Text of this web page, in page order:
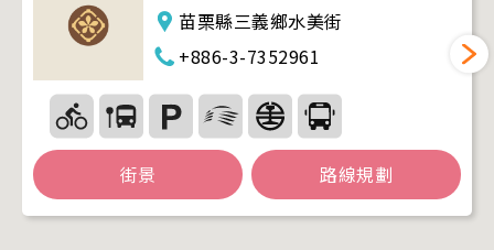
苗栗縣三義鄉水美街
+886-3-7352961
街景 路線規劃